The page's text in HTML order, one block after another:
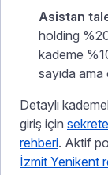
Asistan
holding
kademe
sayıda
Detaylı
giriş için
rehberi. Aktif
İzmit Yenikent